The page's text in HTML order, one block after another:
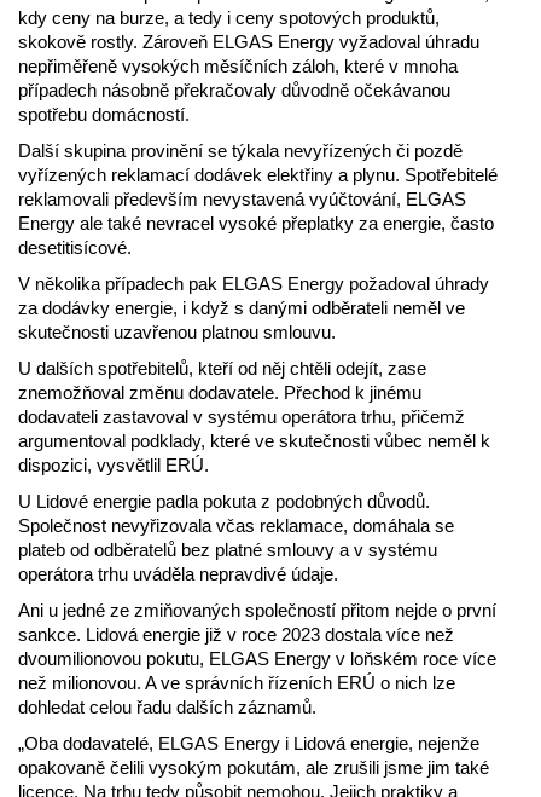
kdy ceny na burze, a tedy i ceny spotových produktů,
skokově rostly. Zároveň ELGAS Energy vyžadoval úhradu
nepřiměřeně vysokých měsíčních záloh, které v mnoha
případech násobně překračovaly důvodně očekávanou
spotřebu domácností.
Další skupina provinění se týkala nevyřízených či pozdě
vyřízených reklamací dodávek elektřiny a plynu. Spotřebitelé
reklamovali především nevystavená vyúčtování, ELGAS
Energy ale také nevracel vysoké přeplatky za energie, často
desetitisícové.
V několika případech pak ELGAS Energy požadoval úhrady
za dodávky energie, i když s danými odběrateli neměl ve
skutečnosti uzavřenou platnou smlouvu.
U dalších spotřebitelů, kteří od něj chtěli odejít, zase
znemožňoval změnu dodavatele. Přechod k jinému
dodavateli zastavoval v systému operátora trhu, přičemž
argumentoval podklady, které ve skutečnosti vůbec neměl k
dispozici, vysvětlil ERÚ.
U Lidové energie padla pokuta z podobných důvodů.
Společnost nevyřizovala včas reklamace, domáhala se
plateb od odběratelů bez platné smlouvy a v systému
operátora trhu uváděla nepravdivé údaje.
Ani u jedné ze zmiňovaných společností přitom nejde o první
sankce. Lidová energie již v roce 2023 dostala více než
dvoumilionovou pokutu, ELGAS Energy v loňském roce více
než milionovou. A ve správních řízeních ERÚ o nich lze
dohledat celou řadu dalších záznamů.
„Oba dodavatelé, ELGAS Energy i Lidová energie, nejenže
opakovaně čelili vysokým pokutám, ale zrušili jsme jim také
licence. Na trhu tedy působit nemohou. Jejich praktiky a